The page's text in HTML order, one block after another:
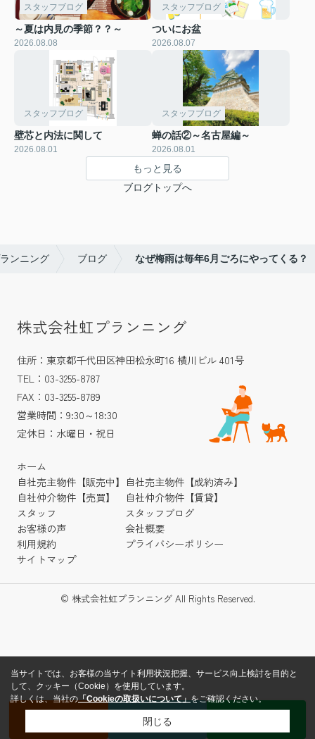
スタッフブログ
～夏は内見の季節？？～
2026.08.08
スタッフブログ
ついにお盆
2026.08.07
スタッフブログ
壁芯と内法に関して
2026.08.01
スタッフブログ
蝉の話②～名古屋編～
2026.08.01
もっと見る
ブログトップへ
ンニング ブログ なぜ梅雨は毎年6月ごろにやってくる？
株式会社虹プランニング
住所：東京都千代田区神田松永町16 横川ビル 401号
TEL：03-3255-8787
FAX：03-3255-8789
営業時間：9:30～18:30
定休日：水曜日・祝日
ホーム
自社売主物件【販売中】
自社仲介物件【売買】
スタッフ
お客様の声
利用規約
サイトマップ
自社売主物件【成約済み】
自社仲介物件【賃貸】
スタッフブログ
会社概要
プライバシーポリシー
© 株式会社虹プランニング All Rights Reserved.
来店予約
当サイトでは、お客様の当サイト利用状況把握、サービス向上検討を目的と
して、クッキー（Cookie）を使用しています。
詳しくは、当社の「Cookieの取扱いについて」をご確認ください。
閉じる